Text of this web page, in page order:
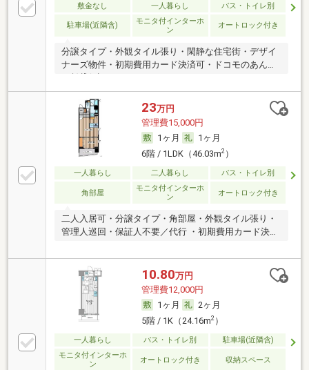
敷金なし 一人暮らし バス・トイレ別
駐車場(近隣含)
モニタ付インターホ
ン
オートロック付き
分譲タイプ・外観タイル張り・閑静な住宅街・デザイ
ナーズ物件・初期費用カード決済可・ドコモのあんし
23万円
管理費15,000円
1ヶ月
1ヶ月
6階 / 1LDK（46.03m2）
一人暮らし 二人暮らし バス・トイレ別
角部屋
モニタ付インターホ
ン
オートロック付き
二人入居可・分譲タイプ・角部屋・外観タイル張り・
管理人巡回・保証人不要／代行 ・初期費用カード決済
10.80万円
管理費12,000円
1ヶ月
2ヶ月
5階 / 1K（24.16m2）
一人暮らし バス・トイレ別
駐車場(近隣含)
モニタ付インターホ
ン
オートロック付き 収納スペース